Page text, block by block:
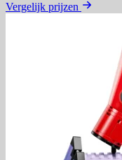
Vergelijk prijzen